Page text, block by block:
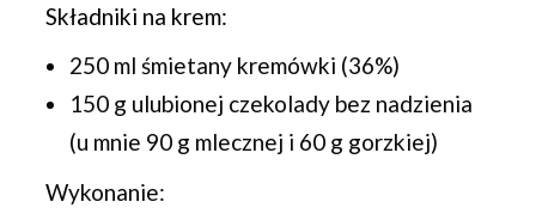
Składniki na krem:
250 ml śmietany kremówki (36%)
150 g ulubionej czekolady bez nadzienia
(u mnie 90 g mlecznej i 60 g gorzkiej)
Wykonanie: